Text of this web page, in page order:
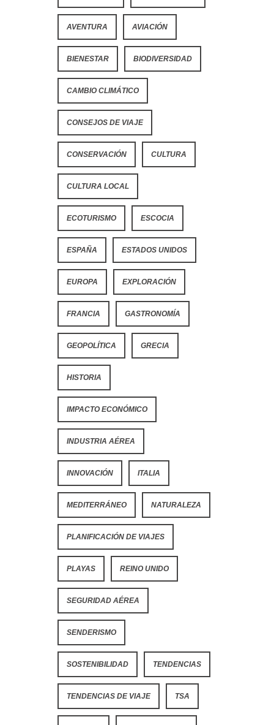
AVENTURA AVIACIÓN
BIENESTAR BIODIVERSIDAD
CAMBIO CLIMÁTICO
CONSEJOS DE VIAJE
CONSERVACIÓN CULTURA
CULTURA LOCAL
ECOTURISMO ESCOCIA
ESPAÑA ESTADOS UNIDOS
EUROPA EXPLORACIÓN
FRANCIA GASTRONOMÍA
GEOPOLÍTICA GRECIA
HISTORIA
IMPACTO ECONÓMICO
INDUSTRIA AÉREA
INNOVACIÓN ITALIA
MEDITERRÁNEO NATURALEZA
PLANIFICACIÓN DE VIAJES
PLAYAS REINO UNIDO
SEGURIDAD AÉREA
SENDERISMO
SOSTENIBILIDAD TENDENCIAS
TENDENCIAS DE VIAJE TSA